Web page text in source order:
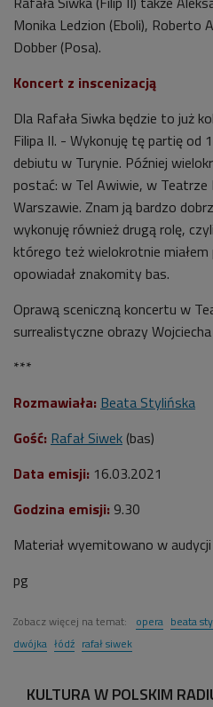
Monika Ledzion (Eboli), Roberto
Dobber (Posa).
Koncert z inscenizacją
Dla Rafała Siwka będzie to już
Filipa II. - Wykonuję tę partię od
debiutu w Turynie. Później
postać: w Tel Awiwie, w
Warszawie. Znam ją bardzo
wykonuję również drugą rolę,
którego też wielokrotnie
opowiadał znakomity bas.
Oprawą sceniczną koncertu w
surrealistyczne obrazy
***
Rozmawiała: Beata Stylińska
Gość: Rafał Siwek (bas)
Data emisji: 16.03.2021
Godzina emisji: 9.30
Materiał wyemitowano w audycji
pg
Zobacz więcej na temat: opera beata
dwójka łódź rafał siwek
KULTURA W POLSKIM